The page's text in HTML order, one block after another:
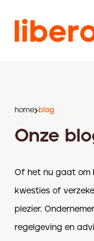
home blog
Onze
Of het nu gaat om
kwesties of
plezier.
regelgeving en